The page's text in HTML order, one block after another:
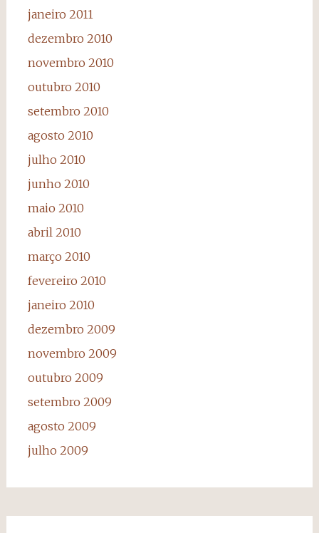
janeiro 2011
dezembro 2010
novembro 2010
outubro 2010
setembro 2010
agosto 2010
julho 2010
junho 2010
maio 2010
abril 2010
março 2010
fevereiro 2010
janeiro 2010
dezembro 2009
novembro 2009
outubro 2009
setembro 2009
agosto 2009
julho 2009